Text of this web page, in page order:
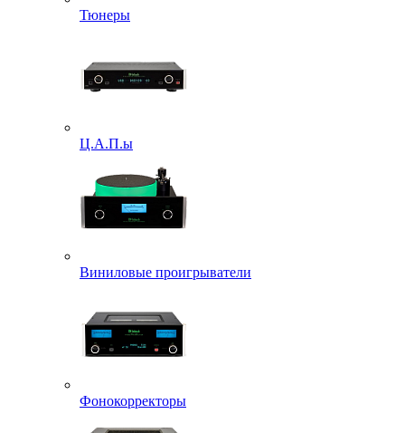
Тюнеры
Ц.А.П.ы
Виниловые проигрыватели
Фонокорректоры